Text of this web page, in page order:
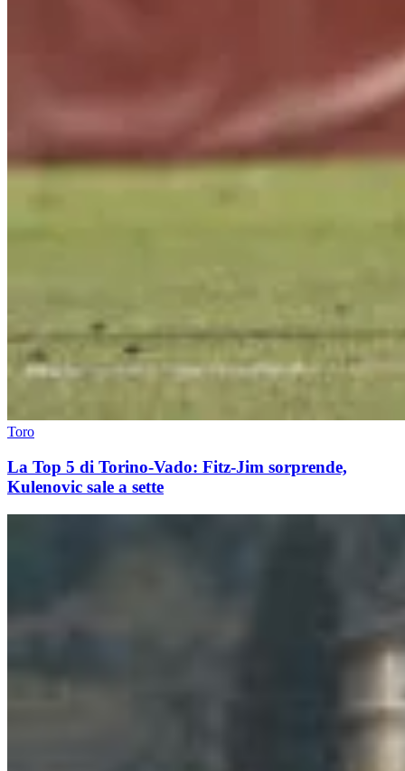
Toro
La Top 5 di Torino-Vado: Fitz-Jim sorprende,
Kulenovic sale a sette